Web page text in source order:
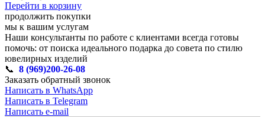
Перейти в корзину
продолжить покупки
мы к вашим услугам
Наши консультанты по работе с клиентами всегда готовы
помочь: от поиска идеального подарка до совета по стилю
ювелирных изделий
📞 8 (969)200-26-08
Заказать обратный звонок
Написать в WhatsApp
Написать в Telegram
Написать e-mail